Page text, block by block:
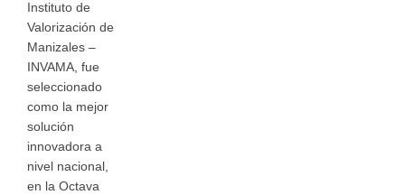
Instituto de
Valorización de
Manizales –
INVAMA, fue
seleccionado
como la mejor
solución
innovadora a
nivel nacional,
en la Octava